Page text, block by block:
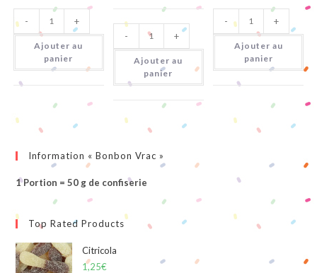
quantité
de
Mini
Cola
Citrique
- +
Ajouter au
panier
quantité
de
Escargots
Coca
Citriques
- +
Ajouter au
panier
quantité
de
Tortues
Citriques
- +
Ajouter au
panier
Information « Bonbon Vrac »
1 Portion = 50 g de confiserie
Top Rated Products
Citricola
1,25€